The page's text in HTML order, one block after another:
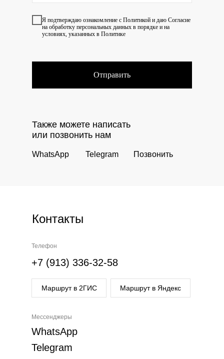
Я подтверждаю ознакомление с Политикой и даю Согласие
на обработку персональных данных в порядке и на
условиях, указанных в Политике
Отправить
Позвонить
Telegram
WhatsApp
Также можете написать
или позвонить нам
Контакты
Мессенджеры
WhatsApp
Telegram
Телефон
+7 (913) 336-32-58
Маршрут в 2ГИС Маршрут в Яндекс